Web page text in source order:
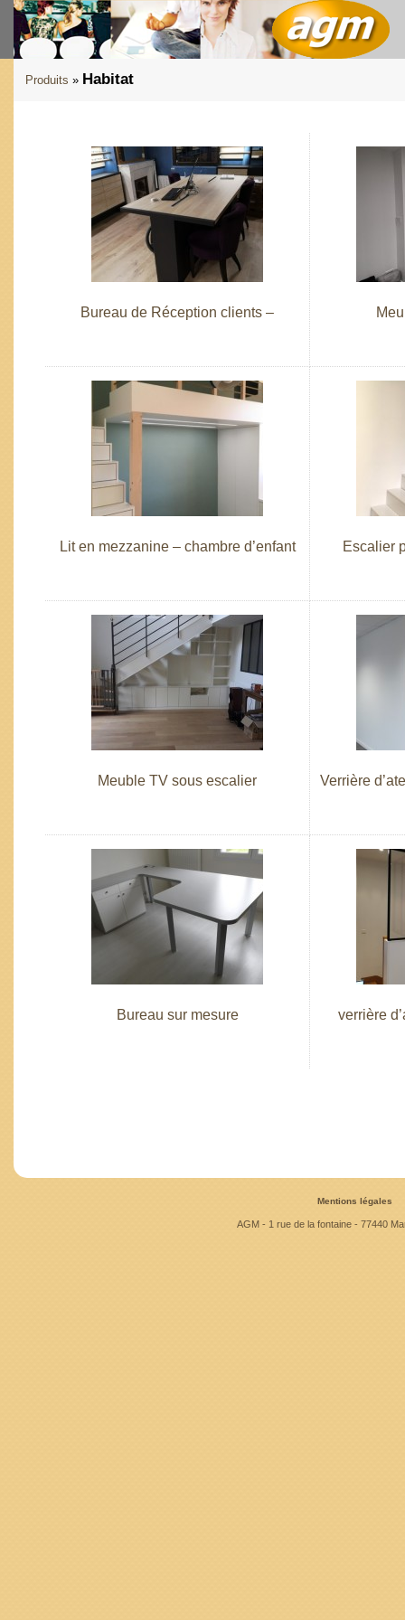
Produits » Habitat
Bureau de Réception clients –
Lit en mezzanine – chambre d’enfant Escalier
Meuble TV sous escalier Verrière
Bureau sur mesure verrière
Mentions légales
AGM - 1 rue de la fontaine - 77440